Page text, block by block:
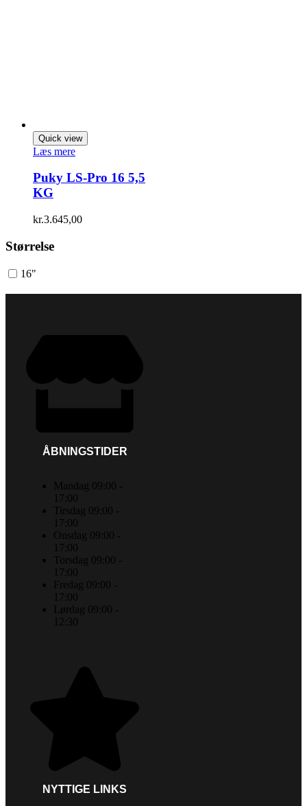
Quick view
Læs mere
Puky LS-Pro 16 5,5
KG
kr.3.645,00
Størrelse
16"
ÅBNINGSTIDER
Mandag 09:00 -
17:00
Tirsdag 09:00 -
17:00
Onsdag 09:00 -
17:00
Torsdag 09:00 -
17:00
Fredag 09:00 -
17:00
Lørdag 09:00 -
12:30
NYTTIGE LINKS